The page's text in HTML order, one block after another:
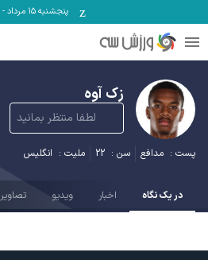
پنجشنبه ۱۵ مرداد -
زک آوه
لطفا منتظر بمانید
پست : مدافع سن : 22 ملیت : انگلیس
در یک نگاه اخبار ویدیو تصاویر